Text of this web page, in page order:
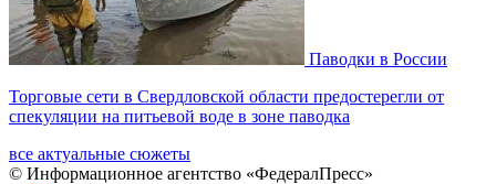
Паводки в России
Торговые сети в Свердловской области предостерегли от
спекуляции на питьевой воде в зоне паводка
все актуальные сюжеты
© Информационное агентство «ФедералПресс»